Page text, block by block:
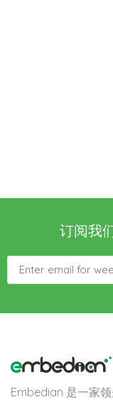
订阅我
Embedian 是一家